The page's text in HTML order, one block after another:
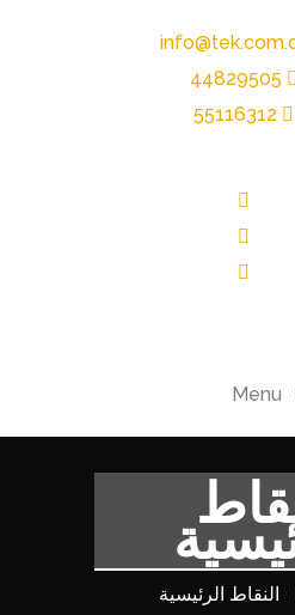
44829505
55116312
Menu
النقاط الرئيسية